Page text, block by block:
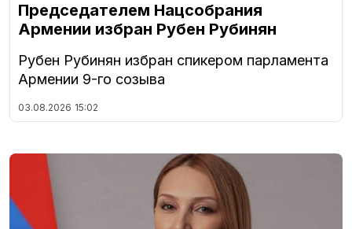
Председателем Нацсобрания
Армении избран Рубен Рубинян
Рубен Рубинян избран спикером парламента
Армении 9-го созыва
03.08.2026 15:02